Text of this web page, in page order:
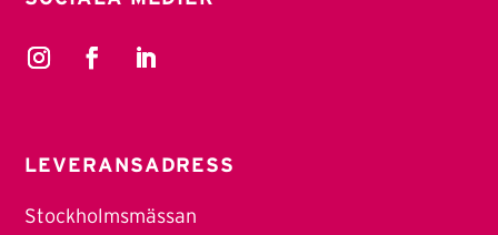
LEVERANSADRESS
Stockholmsmässan